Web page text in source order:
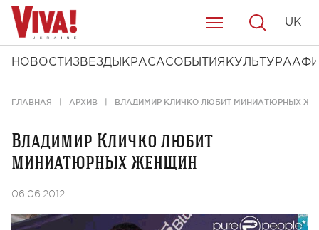
НОВОСТИ ЗВЕЗДЫ КРАСАСОБЫТИЯ КУЛЬТУРА
UK
ГЛАВНАЯ АРХИВ ВЛАДИМИР КЛИЧКО ЛЮБИТ МИНИАТЮРНЫХ
Владимир Кличко любит
миниатюрных женщин
06.06.2012